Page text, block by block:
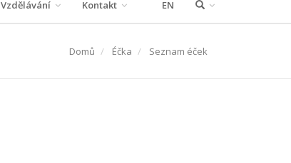
Vzdělávání Kontakt EN
Domů Éčka Seznam éček